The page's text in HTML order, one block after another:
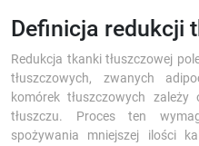
Definicja redukcji
Redukcja tkanki tłuszczowej
tłuszczowych, zwanych
komórek tłuszczowych
tłuszczu. Proces ten
spożywania mniejszej ilości